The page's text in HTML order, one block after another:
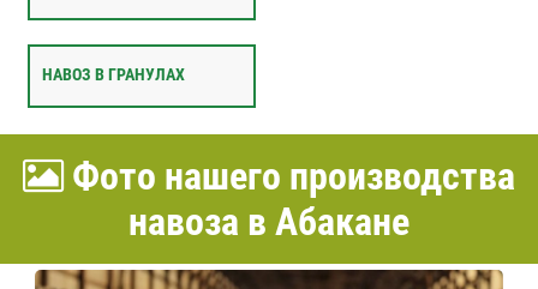
НАВОЗ В ГРАНУЛАХ
Фото нашего производства
навоза в Абакане